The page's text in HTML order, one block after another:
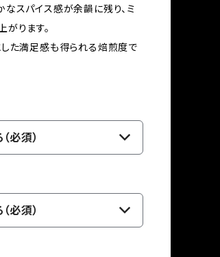
スパイス感が余韻に残り、ミ
ります。
した満足感も得られる焙煎度で
必須）
必須）